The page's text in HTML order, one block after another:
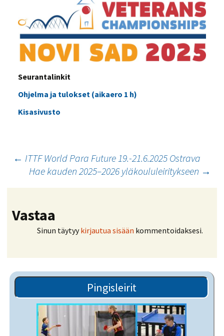
Seurantalinkit
Ohjelma ja tulokset (aikaero 1 h)
Kisasivusto
Artikkelien
selaus
← ITTF World Para Future 19.-21.6.2025 Ostrava
Hae kauden 2025–2026 yläkoululeiritykseen →
Vastaa
Sinun täytyykirjautua sisään kommentoidaksesi.
Pingisleirit